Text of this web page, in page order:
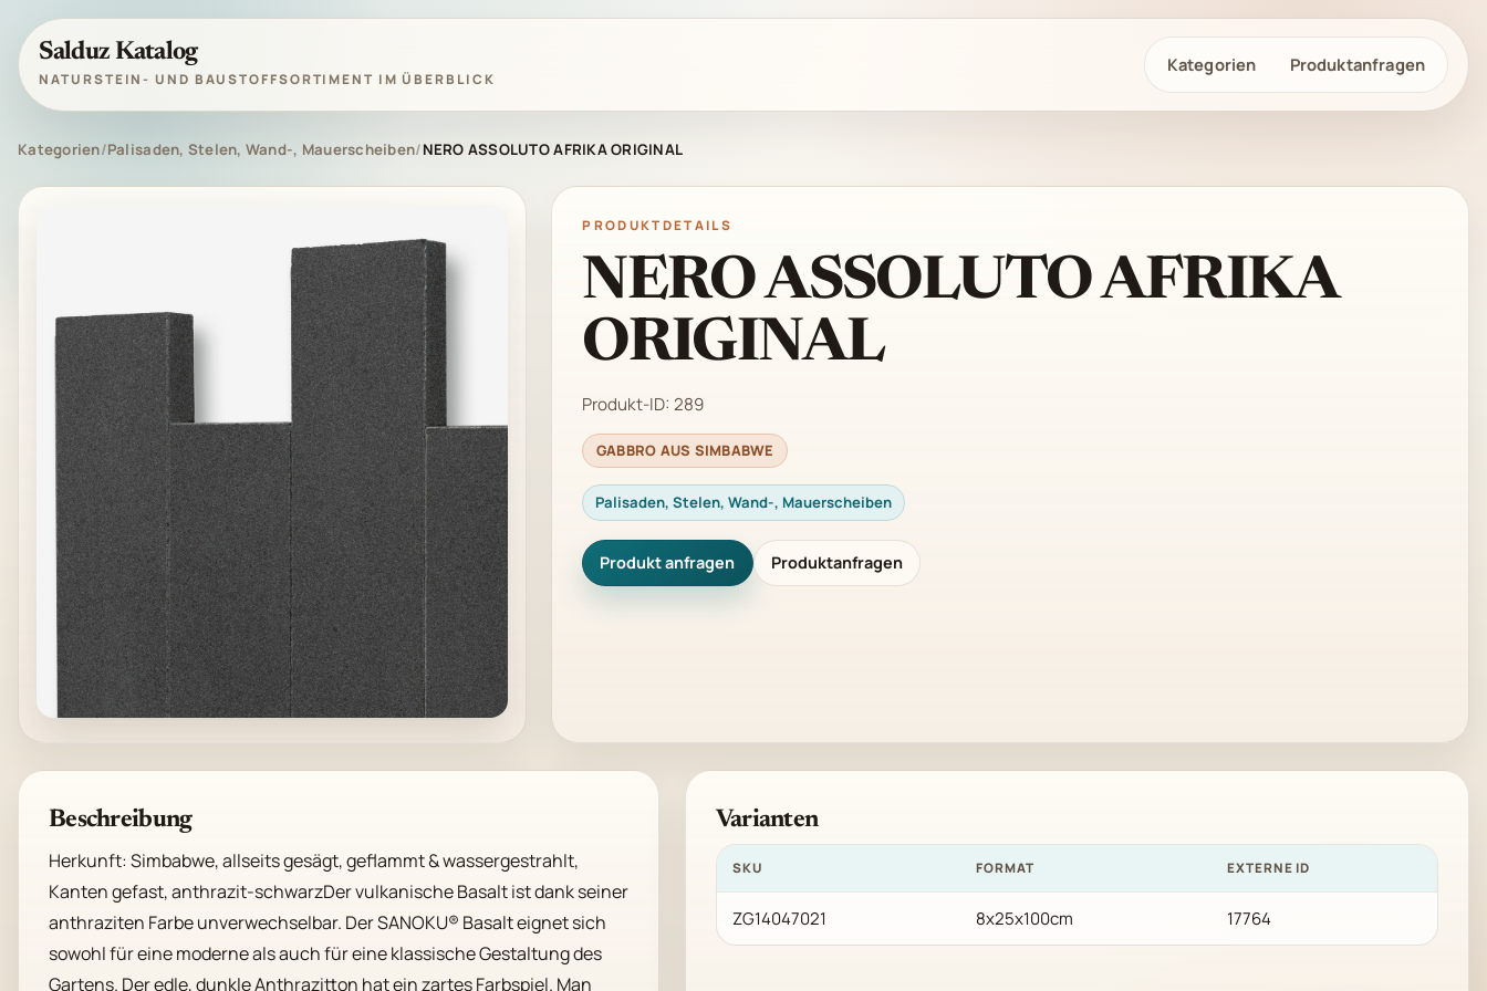
Salduz Katalog
NATURSTEIN- UND BAUSTOFFSORTIMENT IM ÜBERBLICK
Kategorien Produktanfragen
Kategorien/Palisaden, Stelen, Wand-, Mauerscheiben/NERO ASSOLUTO AFRIKA ORIGINAL
PRODUKTDETAILS
NERO ASSOLUTO AFRIKA
ORIGINAL
Produkt-ID:289
GABBRO AUS SIMBABWE
Palisaden, Stelen, Wand-, Mauerscheiben
Produkt anfragen Produktanfragen
Beschreibung
Herkunft: Simbabwe, allseits gesägt, geflammt & wassergestrahlt,
Kanten gefast, anthrazit-schwarzDer vulkanische Basalt ist dank seiner
anthraziten Farbe unverwechselbar. Der SANOKU® Basalt eignet sich
sowohl für eine moderne als auch für eine klassische Gestaltung des
Gartens. Der edle, dunkle Anthrazitton hat ein zartes Farbspiel. Man
Varianten
SKU FORMAT EXTERNE ID
ZG14047021 8x25x100cm 17764